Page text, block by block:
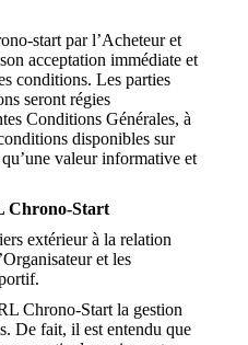
start par l’Acheteur et
acceptation immédiate et
conditions. Les parties
seront régies
Conditions Générales, à
disponibles sur
valeur informative et
Chrono-Start
extérieur à la relation
et les
Chrono-Start la gestion
De fait, il est entendu que